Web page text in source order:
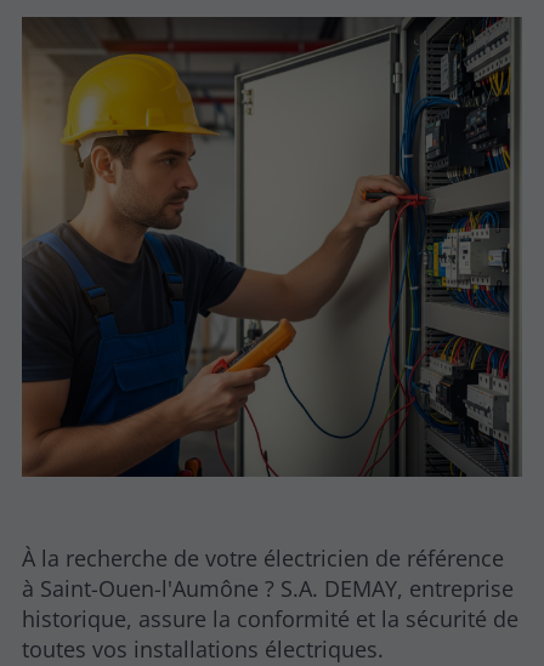
À la recherche de votre électricien de référence
à Saint-Ouen-l'Aumône ? S.A. DEMAY, entreprise
historique, assure la conformité et la sécurité de
toutes vos installations électriques.